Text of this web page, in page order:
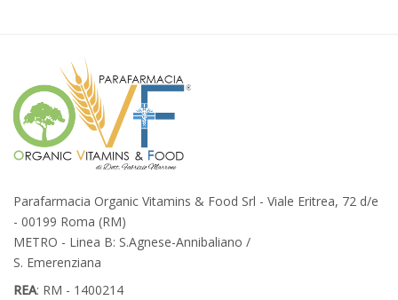
Parafarmacia Organic Vitamins & Food Srl - Viale Eritrea, 72 d/e
- 00199 Roma (RM)
METRO - Linea B: S.Agnese-Annibaliano /
S. Emerenziana
REA: RM - 1400214